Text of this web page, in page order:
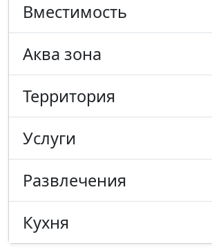
Вместимость
Аква зона
Территория
Услуги
Развлечения
Кухня